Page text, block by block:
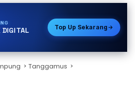
DIGITAL Top Up Sekarang
Tanggamus